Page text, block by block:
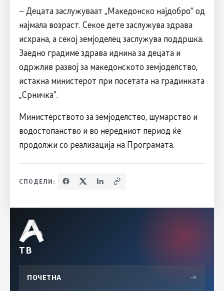
– Децата заслужуваат „Македонско најдобро“ од
најмала возраст. Секое дете заслужува здрава
исхрана, а секој земјоделец заслужува поддршка.
Заедно градиме здрава иднина за децата и
одржлив развој за македонското земјоделство,
истакна министерот при посетата на градинката
„Срничка”.
Министерството за земјоделство, шумарство и
водостопанство и во нередниот период ќе
продолжи со реализација на Програмата.
СПОДЕЛИ:
ТВ
ПОЧЕТНА →